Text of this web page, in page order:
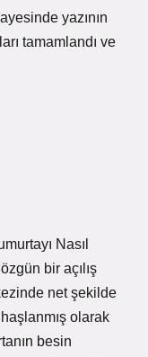
yazının
tamamlandı ve
Nasıl
bir açılış
net şekilde
olarak
besin